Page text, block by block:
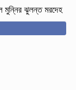
মুন্নির ঝুলন্ত মরদেহ